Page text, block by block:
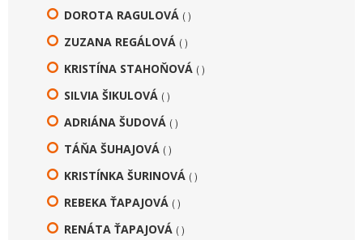
DOROTA RAGULOVÁ ( )
ZUZANA REGÁLOVÁ ( )
KRISTÍNA STAHOŇOVÁ ( )
SILVIA ŠIKULOVÁ ( )
ADRIÁNA ŠUDOVÁ ( )
TÁŇA ŠUHAJOVÁ ( )
KRISTÍNKA ŠURINOVÁ ( )
REBEKA ŤAPAJOVÁ ( )
RENÁTA ŤAPAJOVÁ ( )